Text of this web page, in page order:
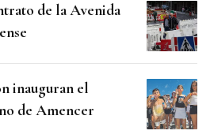
de la Avenida
inauguran el
de Amencer